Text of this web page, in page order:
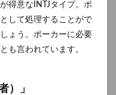
得意なINTJタイプ。ポ
して処理することがで
ょう。ポーカーに必要
も言われています。
）」